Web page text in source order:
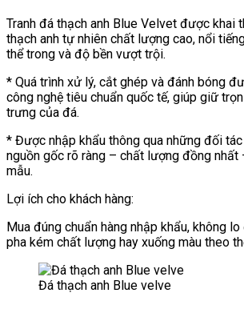
Tranh đá thạch anh Blue Velvet được khai
thạch anh tự nhiên chất lượng cao, nổi
thể trong và độ bền vượt trội.
* Quá trình xử lý, cắt ghép và đánh bóng
công nghệ tiêu chuẩn quốc tế, giúp giữ
trưng của đá.
* Được nhập khẩu thông qua những đối
nguồn gốc rõ ràng – chất lượng đồng nhất
mẫu.
Lợi ích cho khách hàng:
Mua đúng chuẩn hàng nhập khẩu, không
pha kém chất lượng hay xuống màu theo
Đá thạch anh Blue velve